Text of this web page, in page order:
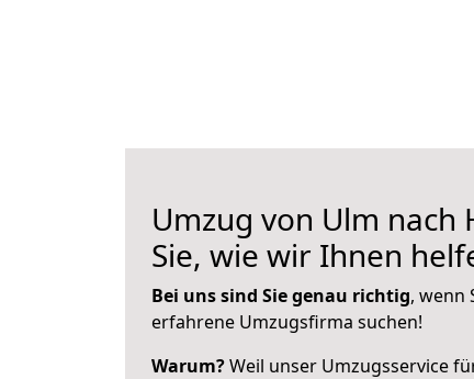
Umzug von Ulm nach
Sie, wie wir Ihnen
Bei uns sind Sie genau richtig, wenn
erfahrene Umzugsfirma suchen!
Warum?Weil unser Umzugsservice